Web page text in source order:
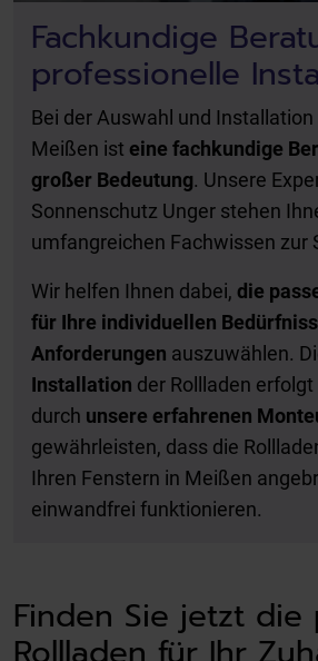
Fachkundige
professionelle
Bei der Auswahl und Installation
Meißen ist eine fachkundige
großer Bedeutung. Unsere
Sonnenschutz Unger stehen
umfangreichen Fachwissen zur
Wir helfen Ihnen dabei, die
für Ihre individuellen
Anforderungen auszuwählen.
Installation der Rollladen
durch unsere erfahrenen
gewährleisten, dass die
Ihren Fenstern in Meißen
einwandfrei funktionieren.
Finden Sie jetzt